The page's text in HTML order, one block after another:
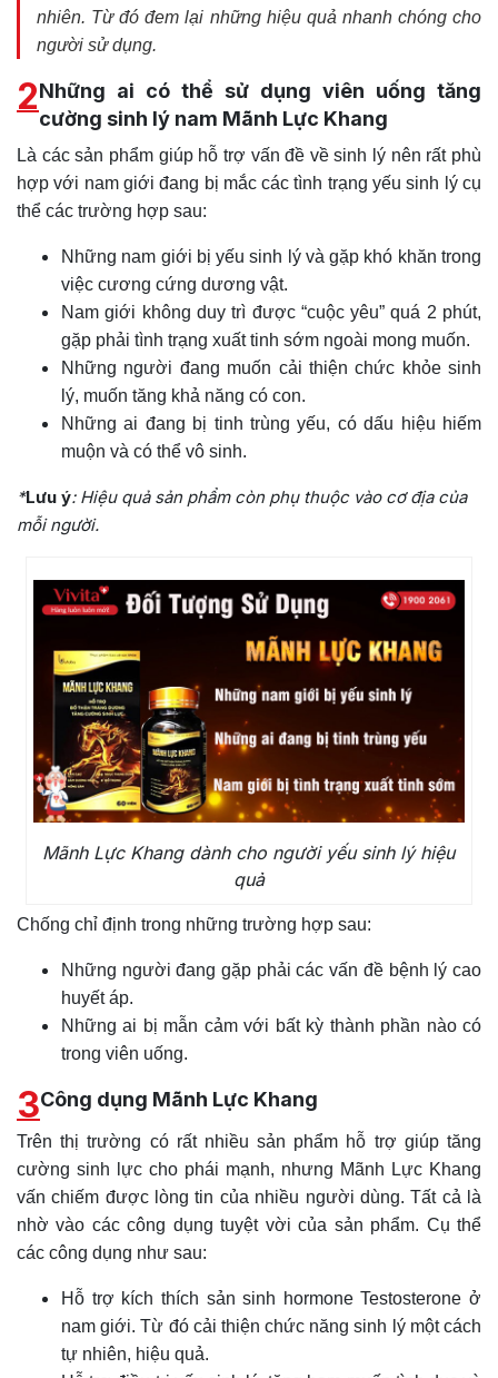
nhiên. Từ đó đem lại những hiệu quả nhanh chóng cho
người sử dụng.
2Những ai có thể sử dụng viên uống tăng
cường sinh lý nam Mãnh Lực Khang
Là các sản phẩm giúp hỗ trợ vấn đề về sinh lý nên rất phù
hợp với nam giới đang bị mắc các tình trạng yếu sinh lý cụ
thể các trường hợp sau:
Những nam giới bị yếu sinh lý và gặp khó khăn trong
việc cương cứng dương vật.
Nam giới không duy trì được “cuộc yêu” quá 2 phút,
gặp phải tình trạng xuất tinh sớm ngoài mong muốn.
Những người đang muốn cải thiện chức khỏe sinh
lý, muốn tăng khả năng có con.
Những ai đang bị tinh trùng yếu, có dấu hiệu hiếm
muộn và có thể vô sinh.
*Lưu ý: Hiệu quả sản phẩm còn phụ thuộc vào cơ địa của
mỗi người.
Mãnh Lực Khang dành cho người yếu sinh lý hiệu
quả
Chống chỉ định trong những trường hợp sau:
Những người đang gặp phải các vấn đề bệnh lý cao
huyết áp.
Những ai bị mẫn cảm với bất kỳ thành phần nào có
trong viên uống.
3Công dụng Mãnh Lực Khang
Trên thị trường có rất nhiều sản phẩm hỗ trợ giúp tăng
cường sinh lực cho phái mạnh, nhưng Mãnh Lực Khang
vấn chiếm được lòng tin của nhiều người dùng. Tất cả là
nhờ vào các công dụng tuyệt vời của sản phẩm. Cụ thể
các công dụng như sau:
Hỗ trợ kích thích sản sinh hormone Testosterone ở
nam giới. Từ đó cải thiện chức năng sinh lý một cách
tự nhiên, hiệu quả.